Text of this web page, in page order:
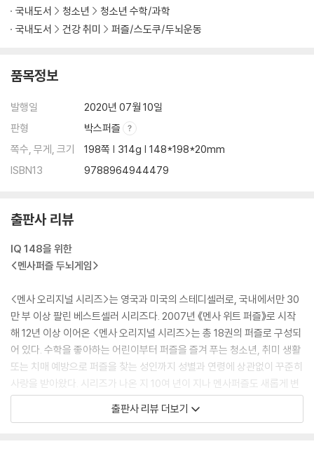
국내도서 청소년
청소년 수학/과학
국내도서
건강 취미 퍼즐/스도쿠/두뇌운동
품목정보
발행일
2020년 07월 10일
판형
박스퍼즐
쪽수, 무게, 크기
198쪽 | 314g | 148*198*20mm
ISBN13
9788964944479
출판사 리뷰
IQ 148을 위한
<멘사퍼즐 두뇌게임>
<멘사 오리지널 시리즈>는 영국과 미국의 스테디셀러로, 국내에서만 30
만 부 이상 팔린 베스트셀러 시리즈다. 2007년 《멘사 위트 퍼즐》로 시작
해 12년 이상 이어온 <멘사 오리지널 시리즈>는 총 18권의 퍼즐로 구성되
어 있다. 수학을 좋아하는 어린이부터 퍼즐을 즐겨 푸는 청소년, 취미 생활
또는 치매 예방으로 퍼즐을 찾는 성인까지 성별과 연령에 상관없이 꾸준히
사랑을 받아왔다. 시리즈가 나온 지 10여 년이 지나 멘사퍼즐도 새롭게 변
했다. <멘사 오리지널 시리즈>의 명성을 잇는 <멘사 바이블 시리즈>는 3
0만 독자들의 사랑을 받은 <멘사 오리지널 시리즈>의 장점을 살리면서 퍼
출판사 리뷰 더보기